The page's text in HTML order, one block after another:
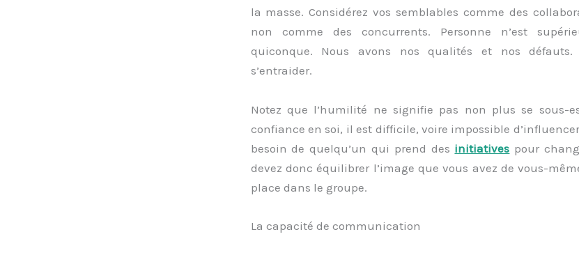
la masse. Considérez vos semblables comme des
non comme des concurrents. Personne n’est
quiconque. Nous avons nos qualités et nos défauts.
s’entraider.
Notez que l’humilité ne signifie pas non plus se sous-
confiance en soi, il est difficile, voire impossible
besoin de quelqu’un qui prend des initiatives pour
devez donc équilibrer l’image que vous avez de vous-
place dans le groupe.
La capacité de communication